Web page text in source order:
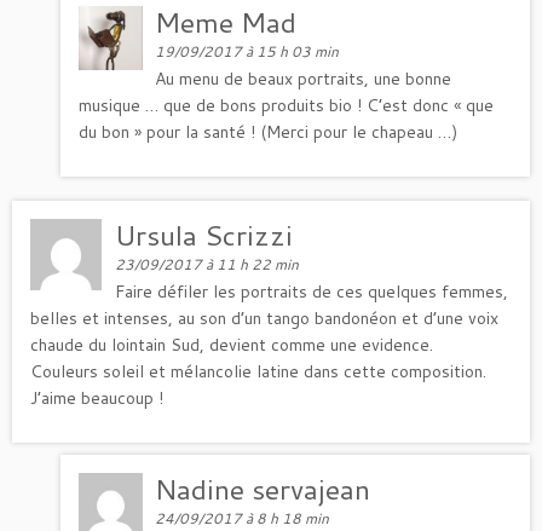
Meme Mad
19/09/2017 à 15 h 03 min
Au menu de beaux portraits, une bonne
musique … que de bons produits bio ! C’est donc « que
du bon » pour la santé ! (Merci pour le chapeau …)
Ursula Scrizzi
23/09/2017 à 11 h 22 min
Faire défiler les portraits de ces quelques femmes,
belles et intenses, au son d’un tango bandonéon et d’une voix
chaude du lointain Sud, devient comme une evidence.
Couleurs soleil et mélancolie latine dans cette composition.
J’aime beaucoup !
Nadine servajean
24/09/2017 à 8 h 18 min